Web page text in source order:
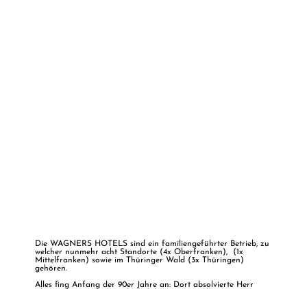
Die WAGNERS HOTELS sind ein familiengeführter Betrieb, zu
welcher nunmehr acht Standorte (4x Oberfranken), (1x
Mittelfranken) sowie im Thüringer Wald (3x Thüringen)
gehören.
Alles fing Anfang der 90er Jahre an: Dort absolvierte Herr